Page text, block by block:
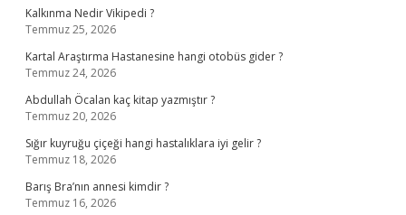
Kalkınma Nedir Vikipedi ?
Temmuz 25, 2026
Kartal Araştırma Hastanesine hangi otobüs gider ?
Temmuz 24, 2026
Abdullah Öcalan kaç kitap yazmıştır ?
Temmuz 20, 2026
Sığır kuyruğu çiçeği hangi hastalıklara iyi gelir ?
Temmuz 18, 2026
Barış Bra’nın annesi kimdir ?
Temmuz 16, 2026